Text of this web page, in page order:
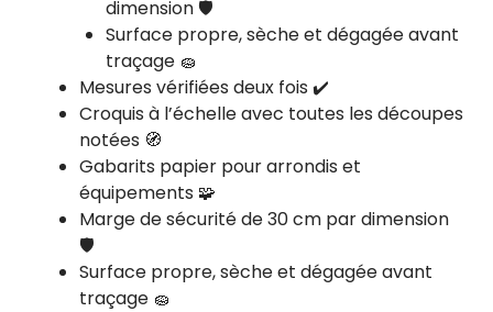
dimension 🛡️
Surface propre, sèche et dégagée avant
traçage 🧽
Mesures vérifiées deux fois ✔️
Croquis à l’échelle avec toutes les découpes
notées 🧭
Gabarits papier pour arrondis et
équipements 🧩
Marge de sécurité de 30 cm par dimension
🛡️
Surface propre, sèche et dégagée avant
traçage 🧽